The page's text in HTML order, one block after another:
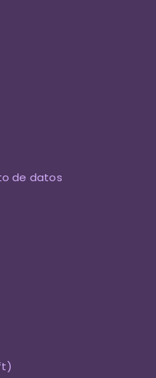
de datos